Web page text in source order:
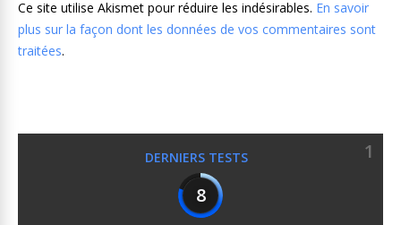
Ce site utilise Akismet pour réduire les indésirables. En savoir
plus sur la façon dont les données de vos commentaires sont
traitées.
DERNIERS TESTS
1
8